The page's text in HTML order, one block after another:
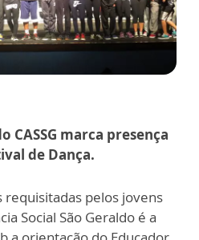
CASSG marca presença
de Dança.
requisitadas pelos jovens
Social São Geraldo é a